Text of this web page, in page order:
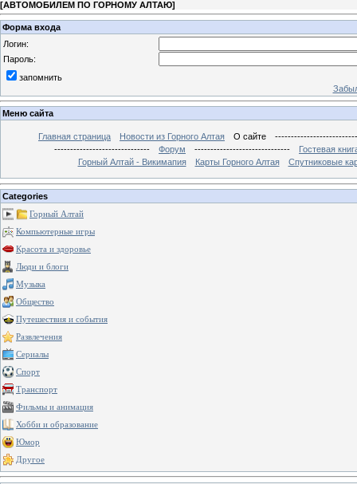
[АВТОМОБИЛЕМ ПО ГОРНОМУ АЛТАЮ]
Форма входа
Логин:
Пароль:
запомнить
Меню сайта
Главная страница Новости из Горного Алтая О сайте
------------------------------
Форум ------------------------------
Гостевая
Горный Алтай - Викимапия
Карты Горного Алтая Спутниковые
Categories
Горный Алтай
Компьютерные игры
Красота и здоровье
Люди и блоги
Музыка
Общество
Путешествия и события
Развлечения
Сериалы
Спорт
Транспорт
Фильмы и анимация
Хобби и образование
Юмор
Другое